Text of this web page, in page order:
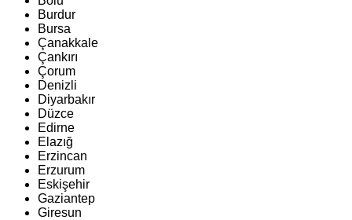
Burdur
Bursa
Çanakkale
Çankırı
Çorum
Denizli
Diyarbakır
Düzce
Edirne
Elazığ
Erzincan
Erzurum
Eskişehir
Gaziantep
Giresun